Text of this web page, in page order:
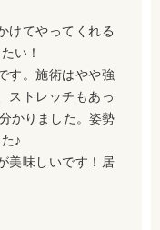
けてやってくれる
い！
す。施術はやや強
ストレッチもあっ
かりました。姿勢
♪
美味しいです！居